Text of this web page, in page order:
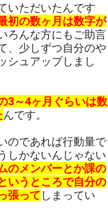
いただいたんです
初の数ヶ月は数字が
ろんな方にもご助言
、少しずつ自分のや
シュアップしまし
3～4ヶ月ぐらいは数
んです。
のであれば行動量で
しかないんじゃない
のメンバーとか課の
いうところで自分の
張って しまってい